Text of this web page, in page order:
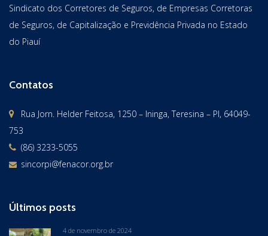
Sindicato dos Corretores de Seguros, de Empresas Corretoras
de Seguros, de Capitalização e Previdência Privada no Estado
do Piauí
Contatos
Rua Jorn. Helder Feitosa, 1250 – Ininga, Teresina – PI, 64049-
753
(86) 3233-5055
sincorpi@fenacor.org.br
Últimos posts
4 de novembro de 2024